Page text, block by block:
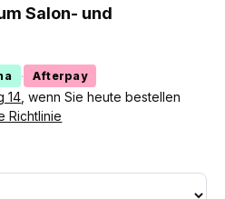
Salon- und
· Afterpay
14 , wenn Sie heute bestellen
Richtlinie